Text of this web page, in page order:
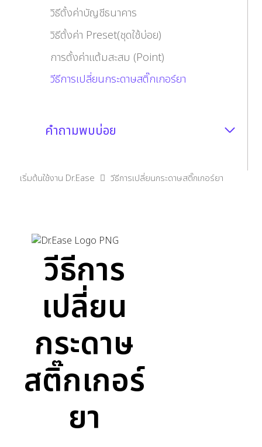
วิธีตั้งค่าบัญชีธนาคาร
วิธีตั้งค่า Preset(ชุดใช้บ่อย)
การตั้งค่าแต้มสะสม (Point)
วีธีการเปลี่ยนกระดาษสติ๊กเกอร์ยา
คำถามพบบ่อย
เริ่มต้นใช้งาน Dr.Ease วีธีการเปลี่ยนกระดาษสติ๊กเกอร์ยา
วีธีการ
เปลี่ยน
กระดาษ
สติ๊กเกอร์
ยา